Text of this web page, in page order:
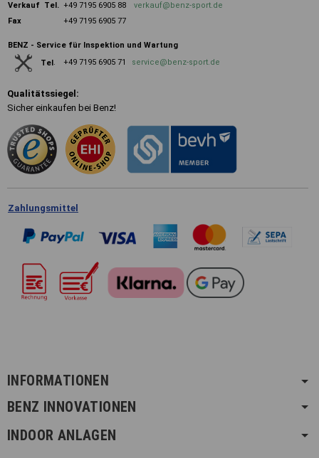
Verkauf Tel. +49 7195 6905 88
verkauf@benz-sport.de
Fax
+49 7195 6905 77
BENZ - Service für Inspektion und Wartung
Tel. +49 7195 6905 71 service@benz-sport.de
Qualitätssiegel:
Sicher einkaufen bei Benz!
Zahlungsmittel
INFORMATIONEN
BENZ INNOVATIONEN
INDOOR ANLAGEN